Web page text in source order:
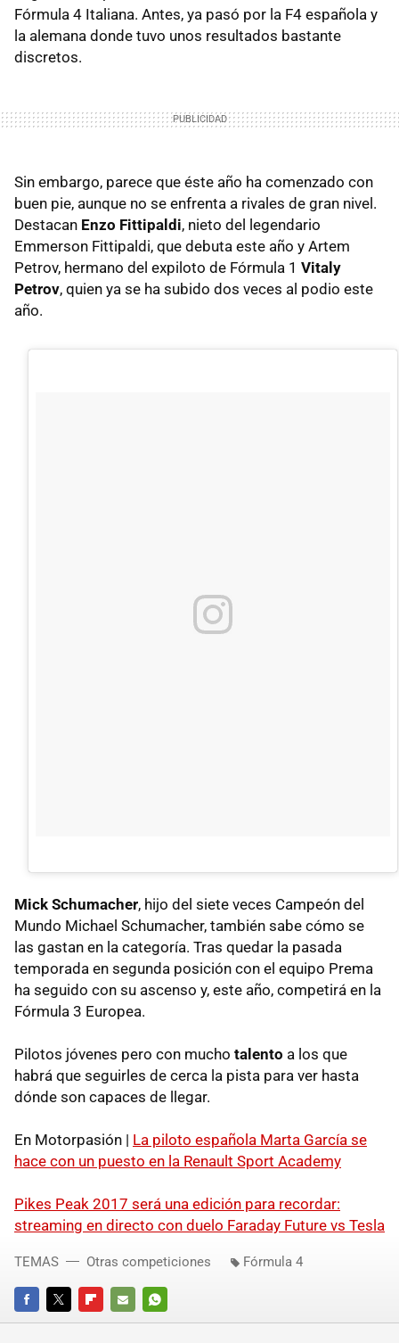
Fórmula 4 Italiana. Antes, ya pasó por la F4 española y
la alemana donde tuvo unos resultados bastante
discretos.
Sin embargo, parece que éste año ha comenzado con
buen pie, aunque no se enfrenta a rivales de gran nivel.
Destacan Enzo Fittipaldi, nieto del legendario
Emmerson Fittipaldi, que debuta este año y Artem
Petrov, hermano del expiloto de Fórmula 1 Vitaly
Petrov, quien ya se ha subido dos veces al podio este
año.
Mick Schumacher, hijo del siete veces Campeón del
Mundo Michael Schumacher, también sabe cómo se
las gastan en la categoría. Tras quedar la pasada
temporada en segunda posición con el equipo Prema
ha seguido con su ascenso y, este año, competirá en la
Fórmula 3 Europea.
Pilotos jóvenes pero con mucho talento a los que
habrá que seguirles de cerca la pista para ver hasta
dónde son capaces de llegar.
En Motorpasión | La piloto española Marta García se
hace con un puesto en la Renault Sport Academy
Pikes Peak 2017 será una edición para recordar:
streaming en directo con duelo Faraday Future vs Tesla
FACEBOOKTWITTERFLIPBOARD
E-
WHATSAPP
TEMAS Otras competiciones Fórmula 4